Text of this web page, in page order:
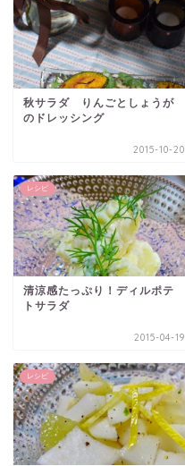
秋サラダ りんごとしょうが
のドレッシング
2015-10-20
レシピ
清涼感たっぷり！ディルポテ
トサラダ
2015-04-19
レシピ